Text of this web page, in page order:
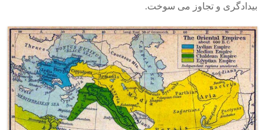
بیدادگری و تجاوز می سوخت.